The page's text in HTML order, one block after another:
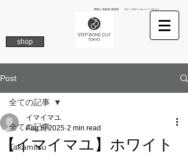
南青山 表参道の美容院 ステップボーンカットトーキョー
shop
Post
全ての記事
Takamitsu
全ての記事
【イマイマユ】ホワイト
イマイマユ
Aug 6, 2025 2 min read